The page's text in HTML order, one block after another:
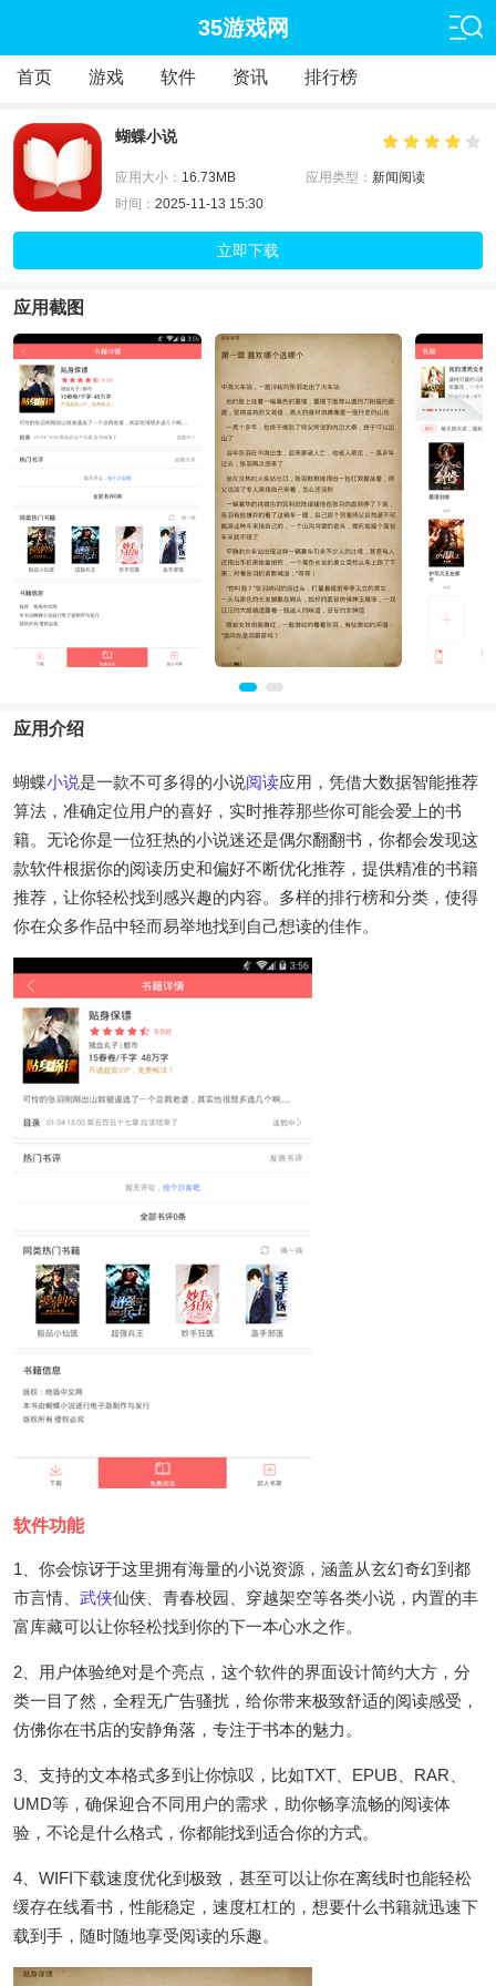
35游戏网
首页 游戏 软件 资讯 排行榜
蝴蝶小说
应用大小： 16.73MB 应用类型： 新闻阅读
时间： 2025-11-13 15:30
立即下载
应用截图
应用介绍
蝴蝶小说是一款不可多得的小说阅读应用，凭借大数据智能推荐
算法，准确定位用户的喜好，实时推荐那些你可能会爱上的书
籍。无论你是一位狂热的小说迷还是偶尔翻翻书，你都会发现这
款软件根据你的阅读历史和偏好不断优化推荐，提供精准的书籍
推荐，让你轻松找到感兴趣的内容。多样的排行榜和分类，使得
你在众多作品中轻而易举地找到自己想读的佳作。
软件功能
1、你会惊讶于这里拥有海量的小说资源，涵盖从玄幻奇幻到都
市言情、 武侠仙侠、青春校园、穿越架空等各类小说，内置的丰
富库藏可以让你轻松找到你的下一本心水之作。
2、用户体验绝对是个亮点，这个软件的界面设计简约大方，分
类一目了然，全程无广告骚扰，给你带来极致舒适的阅读感受，
仿佛你在书店的安静角落，专注于书本的魅力。
3、支持的文本格式多到让你惊叹，比如TXT、EPUB、RAR、
UMD等，确保迎合不同用户的需求，助你畅享流畅的阅读体
验，不论是什么格式，你都能找到适合你的方式。
4、WIFI下载速度优化到极致，甚至可以让你在离线时也能轻松
缓存在线看书，性能稳定，速度杠杠的，想要什么书籍就迅速下
载到手，随时随地享受阅读的乐趣。